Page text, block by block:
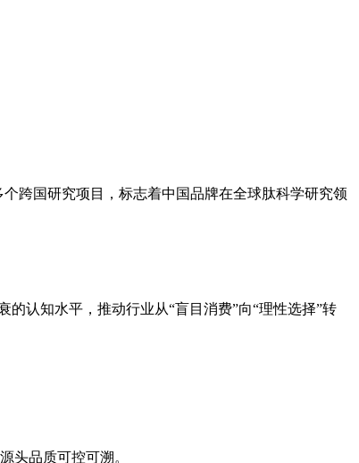
跨国研究项目，标志着中国品牌在全球肽科学研究领
认知水平，推动行业从“盲目消费”向“理性选择”转
头品质可控可溯。